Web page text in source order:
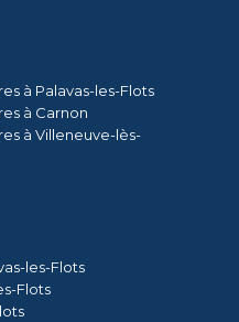
à Palavas-les-Flots
à Carnon
à Villeneuve-lès-
les-Flots
Flots